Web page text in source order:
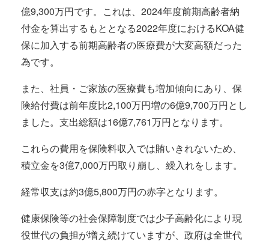
億9,300万円です。これは、2024年度前期高齢者納
付金を算出するもととなる2022年度におけるKOA健
保に加入する前期高齢者の医療費が大変高額だった
為です。
また、社員・ご家族の医療費も増加傾向にあり、保
険給付費は前年度比2,100万円増の6億9,700万円とし
ました。支出総額は16億7,761万円となります。
これらの費用を保険料収入では賄いきれないため、
積立金を3億7,000万円取り崩し、繰入れをします。
経常収支は約3億5,800万円の赤字となります。
健康保険等の社会保障制度では少子高齢化により現
役世代の負担が増え続けていますが、政府は全世代